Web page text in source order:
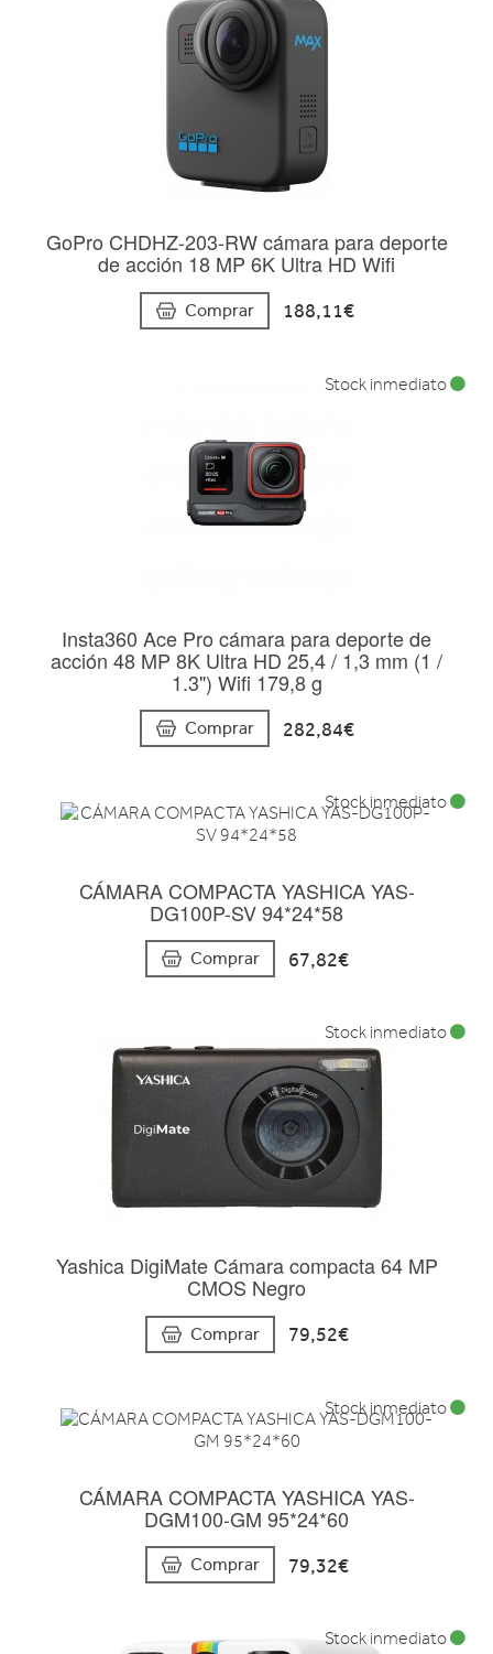
GoPro CHDHZ-203-RW cámara para deporte
de acción 18 MP 6K Ultra HD Wifi
Comprar 188,11€
Insta360 Ace Pro cámara para deporte de
acción 48 MP 8K Ultra HD 25,4 / 1,3 mm (1 /
1.3") Wifi 179,8 g
Comprar 282,84€
Stock inmediato
CÁMARA COMPACTA YASHICA YAS-
DG100P-SV 94*24*58
Comprar 67,82€
Stock inmediato
Yashica DigiMate Cámara compacta 64 MP
CMOS Negro
Comprar 79,52€
Stock inmediato
CÁMARA COMPACTA YASHICA YAS-
DGM100-GM 95*24*60
Comprar 79,32€
Stock inmediato
Stock inmediato